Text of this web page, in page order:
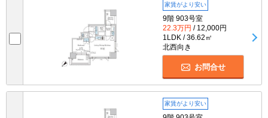
家賃がより安い
9階 903号室
22.3万円 / 12,000円
1LDK / 36.62㎡
北西向き
お問合せ
家賃がより安い